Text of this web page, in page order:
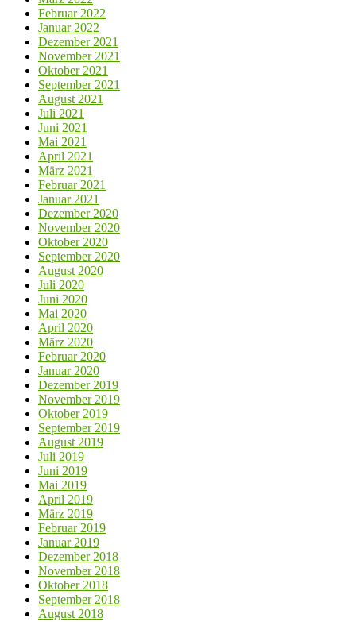
Februar 2022
Januar 2022
Dezember 2021
November 2021
Oktober 2021
September 2021
August 2021
Juli 2021
Juni 2021
Mai 2021
April 2021
März 2021
Februar 2021
Januar 2021
Dezember 2020
November 2020
Oktober 2020
September 2020
August 2020
Juli 2020
Juni 2020
Mai 2020
April 2020
März 2020
Februar 2020
Januar 2020
Dezember 2019
November 2019
Oktober 2019
September 2019
August 2019
Juli 2019
Juni 2019
Mai 2019
April 2019
März 2019
Februar 2019
Januar 2019
Dezember 2018
November 2018
Oktober 2018
September 2018
August 2018